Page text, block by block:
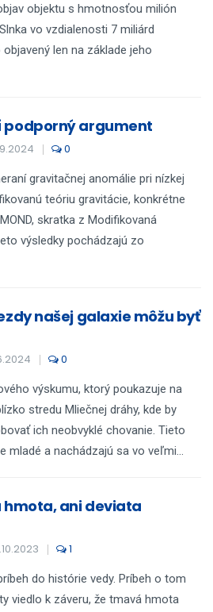
objektu s hmotnosťou milión
vo vzdialenosti 7 miliárd
len na základe jeho
podporný argument
0
gravitačnej anomálie pri nízkej
teóriu gravitácie, konkrétne
skratka z Modifikovaná
výsledky pochádzajú zo
našej galaxie môžu byť
0
výskumu, ktorý poukazuje na
stredu Mliečnej dráhy, kde by
ich neobvyklé chovanie. Tieto
mladé a nachádzajú sa vo veľmi...
hmota, ani deviata
1
do histórie vedy. Príbeh o tom
viedlo k záveru, že tmavá hmota